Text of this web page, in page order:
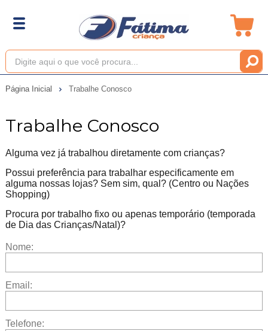
Página Inicial Trabalhe Conosco
Trabalhe Conosco
Alguma vez já trabalhou diretamente com crianças?
Possui preferência para trabalhar especificamente em
alguma nossas lojas? Sem sim, qual? (Centro ou Nações
Shopping)
Procura por trabalho fixo ou apenas temporário (temporada
de Dia das Crianças/Natal)?
Nome:
Email:
Telefone: